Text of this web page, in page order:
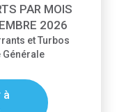
PAR MOIS
2026
et Turbos
Générale
à